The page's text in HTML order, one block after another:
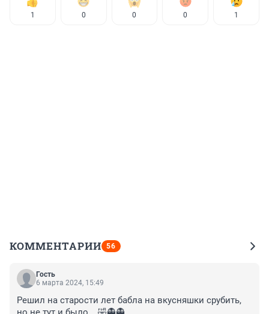
1 0 0 0 1
КОММЕНТАРИИ 56
Гость
6 марта 2024, 15:49
Решил на старости лет бабла на вкусняшки срубить,